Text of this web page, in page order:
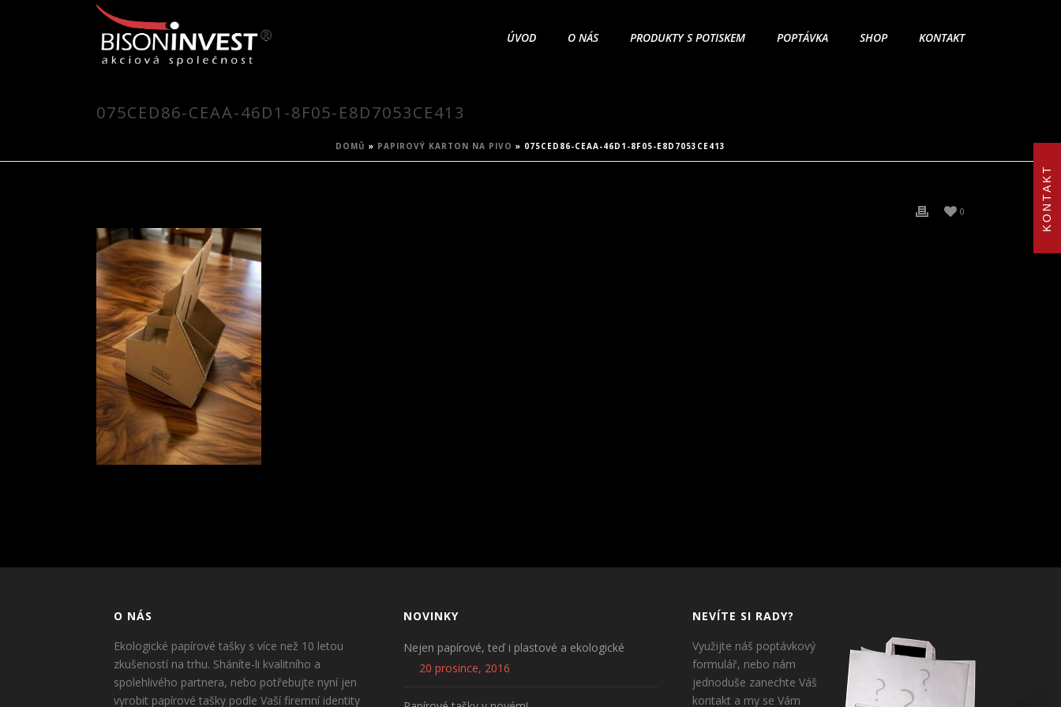
KONTAKT
ÚVOD O NÁS PRODUKTY S POTISKEM POPTÁVKA SHOP KONTAKT
075CED86-CEAA-46D1-8F05-E8D7053CE413
DOMŮ » PAPIROVÝ KARTON NA PIVO » 075CED86-CEAA-46D1-8F05-E8D7053CE413
0
O NÁS
Ekologické papírové tašky s více než 10 letou
zkušeností na trhu. Sháníte-li kvalitního a
spolehlivého partnera, nebo potřebujte nyní jen
vyrobit papírové tašky podle Vaší firemní identity
NOVINKY
Nejen papírové, teď i plastové a ekologické
20 prosince, 2016
NEVÍTE SI RADY?
Využijte náš poptávkový
formulář, nebo nám
jednoduše zanechte Váš
kontakt a my se Vám